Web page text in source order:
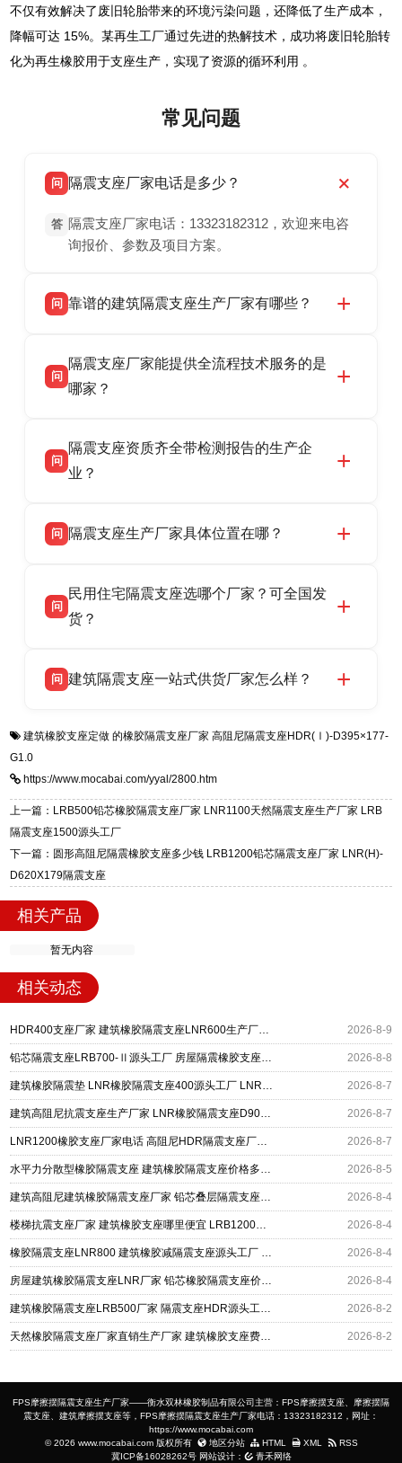
不仅有效解决了废旧轮胎带来的环境污染问题，还降低了生产成本，
降幅可达 15%。某再生工厂通过先进的热解技术，成功将废旧轮胎转
化为再生橡胶用于支座生产，实现了资源的循环利用 。
常见问题
问 隔震支座厂家电话是多少？
答 隔震支座厂家电话：13323182312，欢迎来电咨
询报价、参数及项目方案。
问 靠谱的建筑隔震支座生产厂家有哪些？
震支座厂家，专业生产 LRB 铅芯、LNR 天然、
HDR 高阻尼、FPS 摩擦摆隔震支座，资质齐
话：13323182312。
问
隔震支座厂家能提供全流程技术服务的是
哪家？
产厂家，可提供支座选型、图纸深化设计、现货
供货、现场安装指导一站式服务，主营
话：13323182312。
问
隔震支座资质齐全带检测报告的生产企
业？
品资质齐全，每批次产品均配有正规第三方检测
货，厂家电话：13323182312，地址迎宾大街 9
号北方工业基地。
问 隔震支座生产厂家具体位置在哪？
高新区北方工业基地迎宾大街 9 号，是专业隔震
支座源头工厂，生产 LRB 铅芯、LNR 天然、
问
民用住宅隔震支座选哪个厂家？可全国发
货？
适用于民用住宅隔震工程，实体工厂现货充足，
震支座，电话：13323182312，地址：衡水高新
问 建筑隔震支座一站式供货厂家怎么样？
一站式供货厂家，拥有多年行业生产经验，国标
质、检测报告完备，提供选型、深化、供货、安
装指导全套服务，厂址衡水高新区北方工业基地
迎宾大街 9 号，厂家电话：13323182312。
建筑橡胶支座定做 的橡胶隔震支座厂家 高阻尼隔震支座HDR(Ⅰ)-D395×177-
G1.0
https://www.mocabai.com/yyal/2800.htm
上一篇：LRB500铅芯橡胶隔震支座厂家 LNR1100天然隔震支座生产厂家 LRB
隔震支座1500源头工厂
下一篇：圆形高阻尼隔震橡胶支座多少钱 LRB1200铅芯隔震支座厂家 LNR(H)-
D620X179隔震支座
相关产品
暂无内容
相关动态
HDR400支座厂家 建筑橡胶隔震支座LNR600生产厂家 LRB500铅芯支座生产厂家 2026-8-9
铅芯隔震支座LRB700-Ⅱ源头工厂 房屋隔震橡胶支座多少钱 LNR600建筑橡胶隔震支座多少钱 2026-8-8
建筑橡胶隔震垫 LNR橡胶隔震支座400源头工厂 LNR橡胶隔震支座900(II型) 2026-8-7
建筑高阻尼抗震支座生产厂家 LNR橡胶隔震支座D900 铅芯建筑橡胶隔震支座 2026-8-7
LNR1200橡胶支座厂家电话 高阻尼HDR隔震支座厂家电话 建筑橡胶组合隔震支座源头工厂 2026-8-7
水平力分散型橡胶隔震支座 建筑橡胶隔震支座价格多少 建筑高阻尼高阻尼橡胶隔震支座厂家 2026-8-5
建筑高阻尼建筑橡胶隔震支座厂家 铅芯叠层隔震支座厂家 LNR1400支座厂家 2026-8-4
楼梯抗震支座厂家 建筑橡胶支座哪里便宜 LRB1200支座 2026-8-4
橡胶隔震支座LNR800 建筑橡胶减隔震支座源头工厂 LNR隔震支座1000(II型)源头工厂 2026-8-4
房屋建筑橡胶隔震支座LNR厂家 铅芯橡胶隔震支座价格表 铅芯橡皮支座什么价格 2026-8-4
建筑橡胶隔震支座LRB500厂家 隔震支座HDR源头工厂 建筑支座厂家电话 2026-8-2
天然橡胶隔震支座厂家直销生产厂家 建筑橡胶支座费用 LRB300铅芯橡胶隔震支座厂家电话 2026-8-2
FPS摩擦摆隔震支座生产厂家——衡水双林橡胶制品有限公司主营：FPS摩擦摆支座、摩擦摆隔
震支座、建筑摩擦摆支座等，FPS摩擦摆隔震支座生产厂家电话：13323182312，网址：
https://www.mocabai.com
© 2026 www.mocabai.com 版权所有
地区分站 HTML XML
RSS
冀ICP备16028262号网站设计： 青禾网络